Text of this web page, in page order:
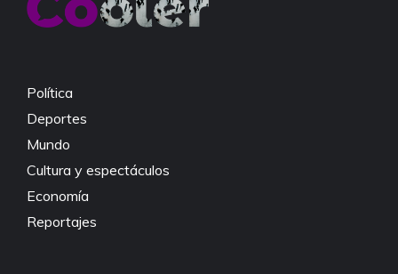
Política
Deportes
Mundo
Cultura y espectáculos
Economía
Reportajes